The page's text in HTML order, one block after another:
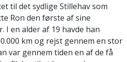
til det sydlige Stillehav som
Ron den første af sine
I en alder af 19 havde han
km og rejst gennem en stor
var gennem tiden en af de få